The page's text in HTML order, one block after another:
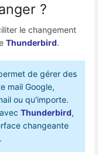
?
le changement
Thunderbird.
de gérer des
mail Google,
ou qu'importe.
Thunderbird,
changeante